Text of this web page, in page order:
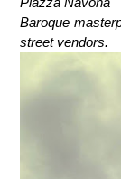
Baroque
street vendors.